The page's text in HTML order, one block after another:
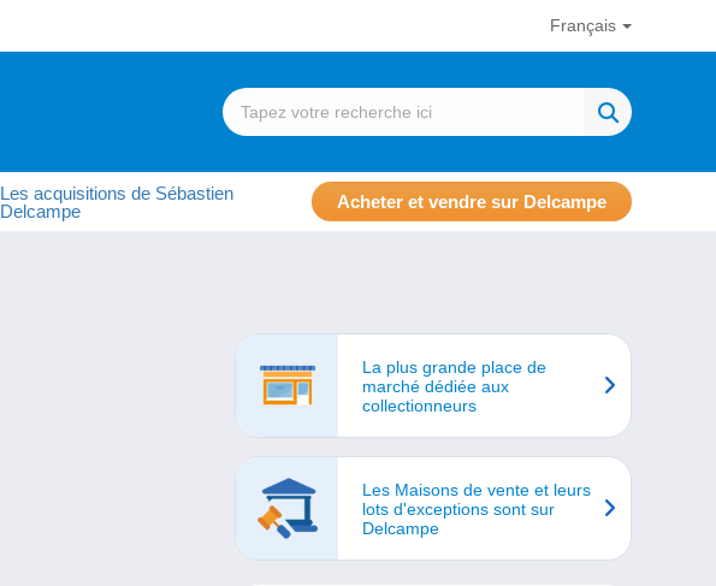
Français
Les acquisitions de Sébastien
Delcampe
Acheter et vendre sur Delcampe
La plus grande place de
marché dédiée aux
collectionneurs
Les Maisons de vente et leurs
lots d'exceptions sont sur
Delcampe